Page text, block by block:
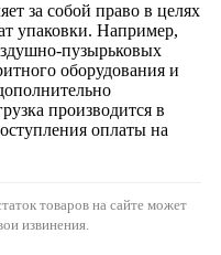
за собой право в целях
упаковки. Например,
пузырьковых
оборудования и
производится в
оплаты на
товаров на сайте может
извинения.